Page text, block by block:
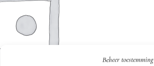
Beheer toestemming